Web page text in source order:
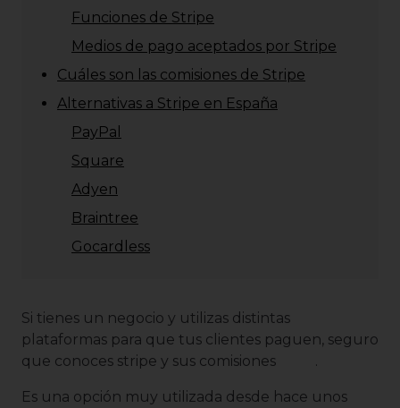
Funciones de Stripe
Medios de pago aceptados por Stripe
Cuáles son las comisiones de Stripe
Alternativas a Stripe en España
PayPal
Square
Adyen
Braintree
Gocardless
Si tienes un negocio y utilizas distintas
plataformas para que tus clientes paguen, seguro
que conoces stripe y sus comisiones .
Es una opción muy utilizada desde hace unos